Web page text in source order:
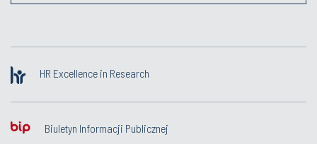
HR Excellence in Research
Biuletyn Informacji Publicznej